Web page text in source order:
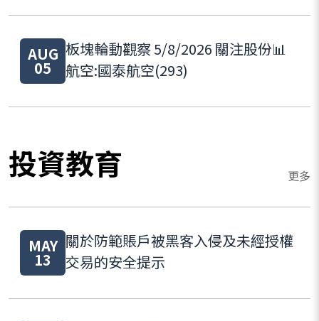
AUG
05
板塊輪動觀察 5/8/2026 關注股份📊
航空:國泰航空(293)
投資教育 更多
MAY
13
關於防範賬戶被黑客入侵及未經授權
交易的安全提示